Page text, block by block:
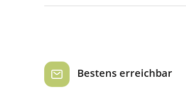
Bestens erreichbar